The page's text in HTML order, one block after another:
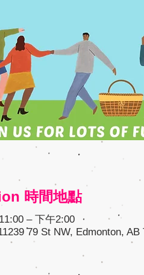
時間地點
– 下午2:00
79 St NW, Edmonton, AB